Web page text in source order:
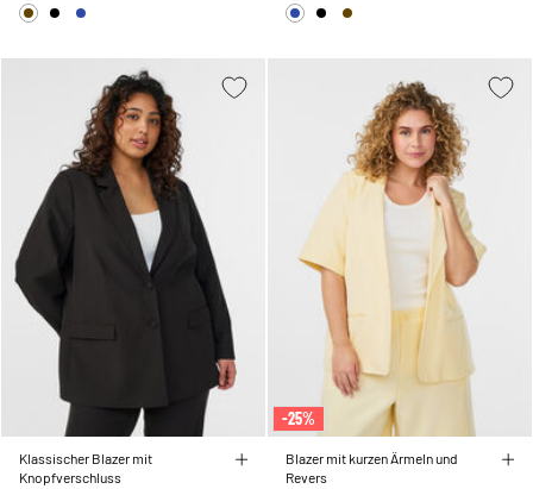
Klassischer Blazer mit
Knopfverschluss
-25%
Blazer mit kurzen Ärmeln und
Revers